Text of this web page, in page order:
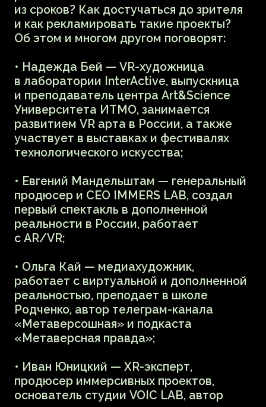
и музейными институциями, активно
участвует в образовательной
и просветительской деятельности
в сфере технологий и искусства.
15 ноября 19:00
16+
О новых
возможностях
художников в Web3